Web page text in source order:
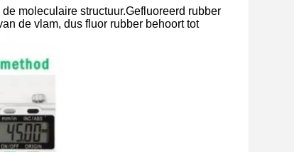
moleculaire structuur.Gefluoreerd rubber
de vlam, dus fluor rubber behoort tot